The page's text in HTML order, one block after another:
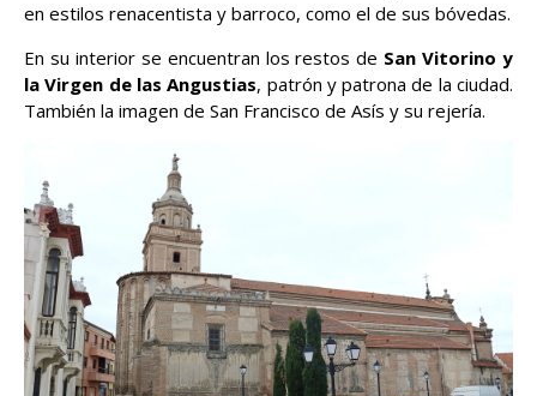
en estilos renacentista y barroco, como el de sus bóvedas.
En su interior se encuentran los restos de San Vitorino y
la Virgen de las Angustias, patrón y patrona de la ciudad.
También la imagen de San Francisco de Asís y su rejería.